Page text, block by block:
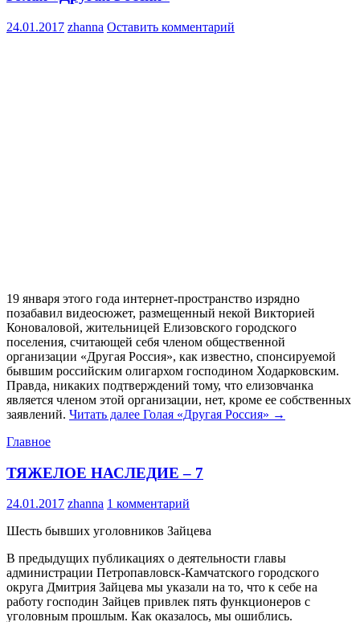
24.01.2017 zhanna Оставить комментарий
19 января этого года интернет-пространство изрядно
позабавил видеосюжет, размещенный некой Викторией
Коноваловой, жительницей Елизовского городского
поселения, считающей себя членом общественной
организации «Другая Россия», как известно, спонсируемой
бывшим российским олигархом господином Ходарковским.
Правда, никаких подтверждений тому, что елизовчанка
является членом этой организации, нет, кроме ее собственных
заявлений. Читать далее Голая «Другая Россия» →
Главное
ТЯЖЕЛОЕ НАСЛЕДИЕ – 7
24.01.2017 zhanna 1 комментарий
Шесть бывших уголовников Зайцева
В предыдущих публикациях о деятельности главы
администрации Петропавловск-Камчатского городского
округа Дмитрия Зайцева мы указали на то, что к себе на
работу господин Зайцев привлек пять функционеров с
уголовным прошлым. Как оказалось, мы ошиблись.